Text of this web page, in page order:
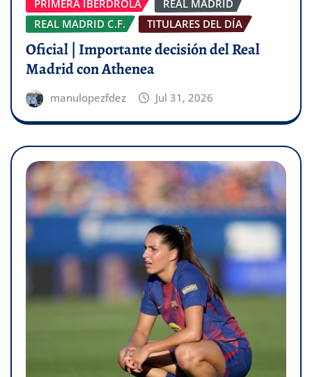
PRIMERA IBERDROLA
REAL MADRID
REAL MADRID C.F.
TITULARES DEL DÍA
Oficial | Importante decisión del Real
Madrid con Athenea
manulopezfdez Jul 31, 2026